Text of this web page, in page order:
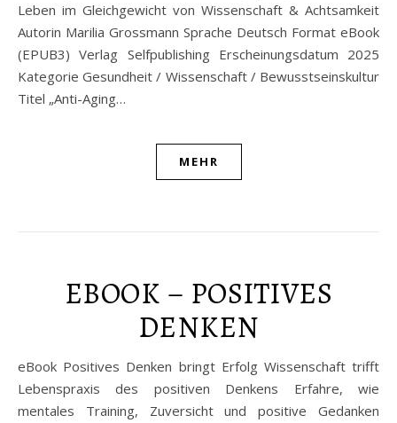
Leben im Gleichgewicht von Wissenschaft & Achtsamkeit
Autorin Marilia Grossmann Sprache Deutsch Format eBook
(EPUB3) Verlag Selfpublishing Erscheinungsdatum 2025
Kategorie Gesundheit / Wissenschaft / Bewusstseinskultur
Titel „Anti-Aging…
MEHR
EBOOK – POSITIVES
DENKEN
eBook Positives Denken bringt Erfolg Wissenschaft trifft
Lebenspraxis des positiven Denkens Erfahre, wie
mentales Training, Zuversicht und positive Gedanken